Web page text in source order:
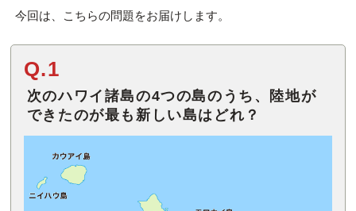
今回は、こちらの問題をお届けします。
Q.1
次のハワイ諸島の4つの島のうち、陸地が
できたのが最も新しい島はどれ？